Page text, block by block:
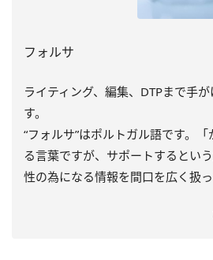
フォルサ
ライティング、編集、DTPまで手
す。
“フォルサ”はポルトガル語です。
る言葉ですが、サポートするとい
性の為になる情報を間口を広く扱っ